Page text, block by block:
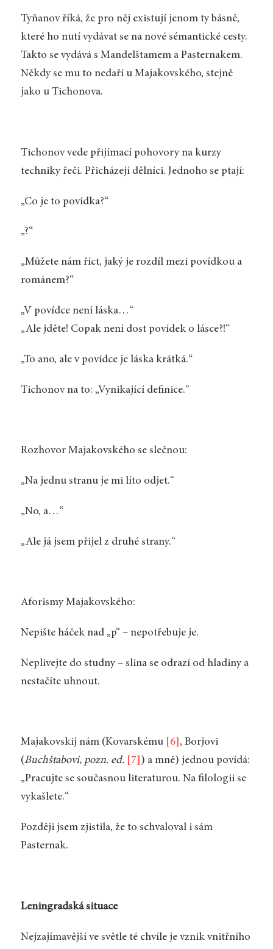
Tyňanov říká, že pro něj existují jenom ty básně,
které ho nutí vydávat se na nové sémantické cesty.
Takto se vydává s Mandelštamem a Pasternakem.
Někdy se mu to nedaří u Majakovského, stejně
jako u Tichonova.
Tichonov vede přijímací pohovory na kurzy
techniky řeči. Přicházejí dělníci. Jednoho se ptají:
„Co je to povídka?“
„?“
„Můžete nám říct, jaký je rozdíl mezi povídkou a
románem?“
„V povídce není láska…“
„Ale jděte! Copak není dost povídek o lásce?!“
„To ano, ale v povídce je láska krátká.“
Tichonov na to: „Vynikající definice.“
Rozhovor Majakovského se slečnou:
„Na jednu stranu je mi líto odjet.“
„No, a…“
„Ale já jsem přijel z druhé strany.“
Aforismy Majakovského:
Nepište háček nad „p“ – nepotřebuje je.
Neplivejte do studny – slina se odrazí od hladiny a
nestačíte uhnout.
Majakovskij nám (Kovarskému [6] , Borjovi
(Buchštabovi, pozn. ed. [7] ) a mně) jednou povídá:
„Pracujte se současnou literaturou. Na filologii se
vykašlete.“
Později jsem zjistila, že to schvaloval i sám
Pasternak.
Leningradská situace
Nejzajímavější ve světle té chvíle je vznik vnitřního